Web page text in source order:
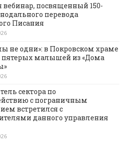
вебинар, посвященный 150-
перевода
Писания
не одни»: в Покровском храме
пятерых малышей из «Дома
сектора по
с пограничным
встретился с
данного управления